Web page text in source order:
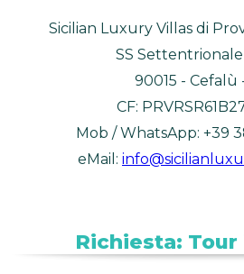
Sicilian Luxury Villas di
SS
90015 - Cefalù
CF:
Mob / WhatsApp: +39
eMail:
Richiesta: Tour